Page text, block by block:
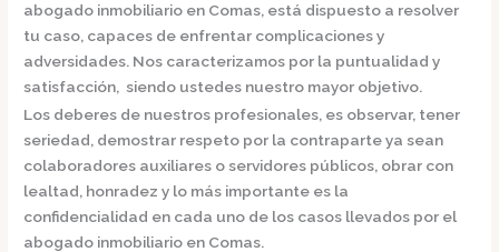
abogado inmobiliario en Comas, está dispuesto a resolver
tu caso, capaces de enfrentar complicaciones y
adversidades. Nos caracterizamos por la puntualidad y
satisfacción, siendo ustedes nuestro mayor objetivo.
Los deberes de nuestros profesionales, es observar, tener
seriedad, demostrar respeto por la contraparte ya sean
colaboradores auxiliares o servidores públicos, obrar con
lealtad, honradez y lo más importante es la
confidencialidad en cada uno de los casos llevados por el
abogado inmobiliario en Comas.